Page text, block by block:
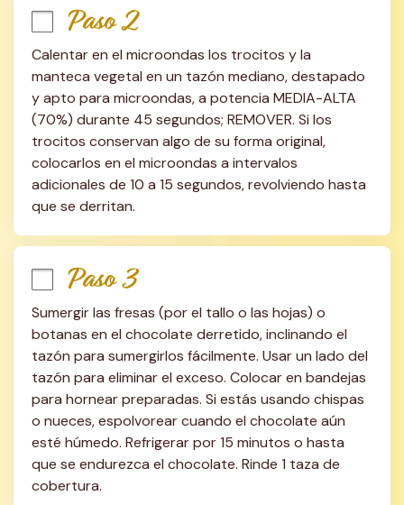
Paso 2
Calentar en el microondas los trocitos y la
manteca vegetal en un tazón mediano, destapado
y apto para microondas, a potencia MEDIA-ALTA
(70%) durante 45 segundos; REMOVER. Si los
trocitos conservan algo de su forma original,
colocarlos en el microondas a intervalos
adicionales de 10 a 15 segundos, revolviendo hasta
que se derritan.
Paso 3
Sumergir las fresas (por el tallo o las hojas) o
botanas en el chocolate derretido, inclinando el
tazón para sumergirlos fácilmente. Usar un lado del
tazón para eliminar el exceso. Colocar en bandejas
para hornear preparadas. Si estás usando chispas
o nueces, espolvorear cuando el chocolate aún
esté húmedo. Refrigerar por 15 minutos o hasta
que se endurezca el chocolate. Rinde 1 taza de
cobertura.